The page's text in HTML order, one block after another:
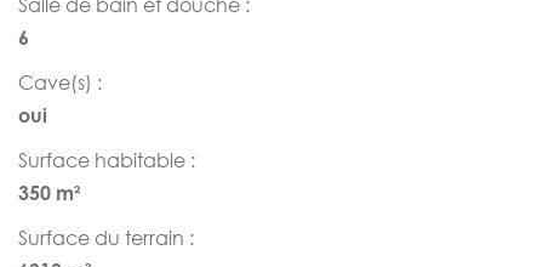
6
Cave(s) :
oui
Surface habitable :
350 m²
Surface du terrain :